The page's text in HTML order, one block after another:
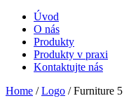
Úvod
O nás
Produkty
Produkty v praxi
Kontaktujte nás
Home / Logo / Furniture 5